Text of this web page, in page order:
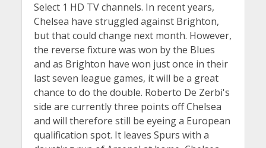
Select 1 HD TV channels. In recent years,
Chelsea have struggled against Brighton,
but that could change next month. However,
the reverse fixture was won by the Blues
and as Brighton have won just once in their
last seven league games, it will be a great
chance to do the double. Roberto De Zerbi's
side are currently three points off Chelsea
and will therefore still be eyeing a European
qualification spot. It leaves Spurs with a